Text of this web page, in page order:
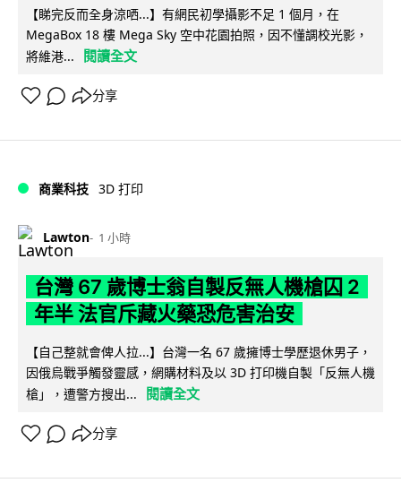
【睇完反而全身涼哂...】有網民初學攝影不足 1 個月，在
MegaBox 18 樓 Mega Sky 空中花園拍照，因不懂調校光影，
將維港...
閱讀全文
分享
商業科技 3D 打印
Lawton 1 小時
台灣 67 歲博士翁自製反無人機槍囚 2
年半 法官斥藏火藥恐危害治安
【自己整就會俾人拉...】台灣一名 67 歲擁博士學歷退休男子，
因俄烏戰爭觸發靈感，網購材料及以 3D 打印機自製「反無人機
槍」，遭警方搜出...
閱讀全文
分享